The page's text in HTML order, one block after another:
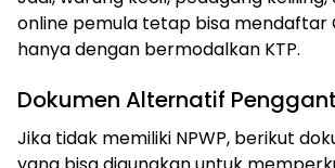
online pemula tetap bisa mendaftar
hanya dengan bermodalkan KTP.
Dokumen Alternatif
Jika tidak memiliki NPWP, berikut